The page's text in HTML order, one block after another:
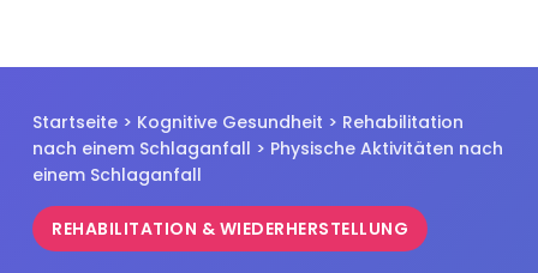
Startseite > Kognitive Gesundheit > Rehabilitation
nach einem Schlaganfall > Physische Aktivitäten nach
einem Schlaganfall
REHABILITATION & WIEDERHERSTELLUNG